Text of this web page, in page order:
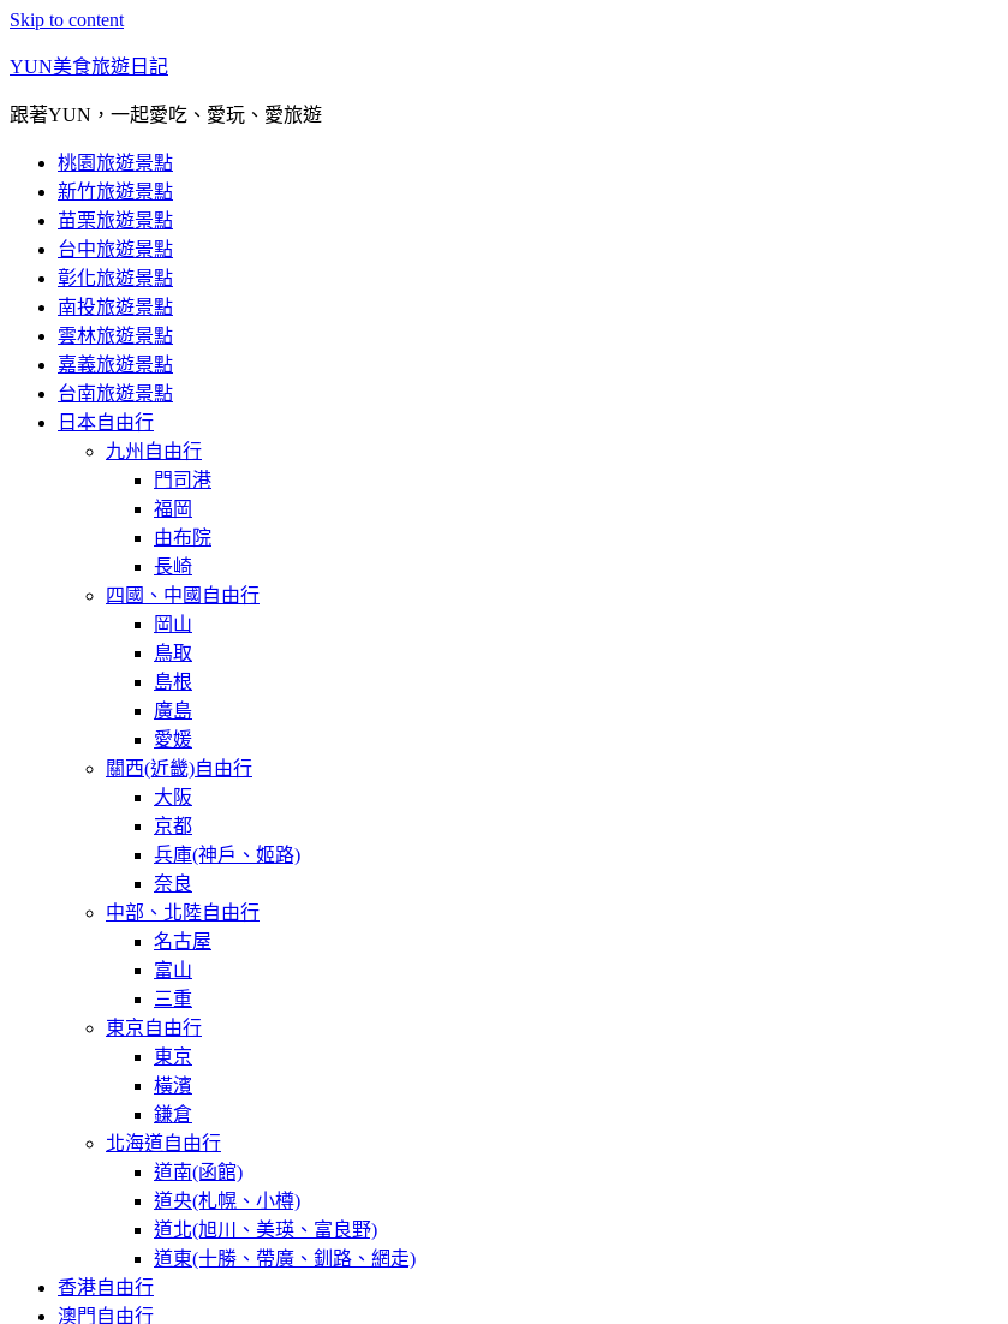
Skip to content
YUN美食旅遊日記
跟著YUN，一起愛吃、愛玩、愛旅遊
桃園旅遊景點
新竹旅遊景點
苗栗旅遊景點
台中旅遊景點
彰化旅遊景點
南投旅遊景點
雲林旅遊景點
嘉義旅遊景點
台南旅遊景點
日本自由行
九州自由行
門司港
福岡
由布院
長崎
四國、中國自由行
岡山
鳥取
島根
廣島
愛媛
關西(近畿)自由行
大阪
京都
兵庫(神戶、姬路)
奈良
中部、北陸自由行
名古屋
富山
三重
東京自由行
東京
橫濱
鎌倉
北海道自由行
道南(函館)
道央(札幌、小樽)
道北(旭川、美瑛、富良野)
道東(十勝、帶廣、釧路、網走)
香港自由行
澳門自由行